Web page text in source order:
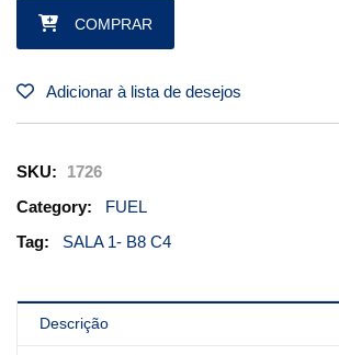
HOSE ASSY PN 131227F4-0064 quantidade
COMPRAR
Adicionar à lista de desejos
SKU:
1726
Category:
FUEL
Tag:
SALA 1- B8 C4
Descrição